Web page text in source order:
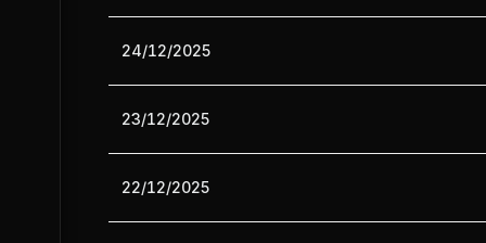
24/12/2025
23/12/2025
22/12/2025